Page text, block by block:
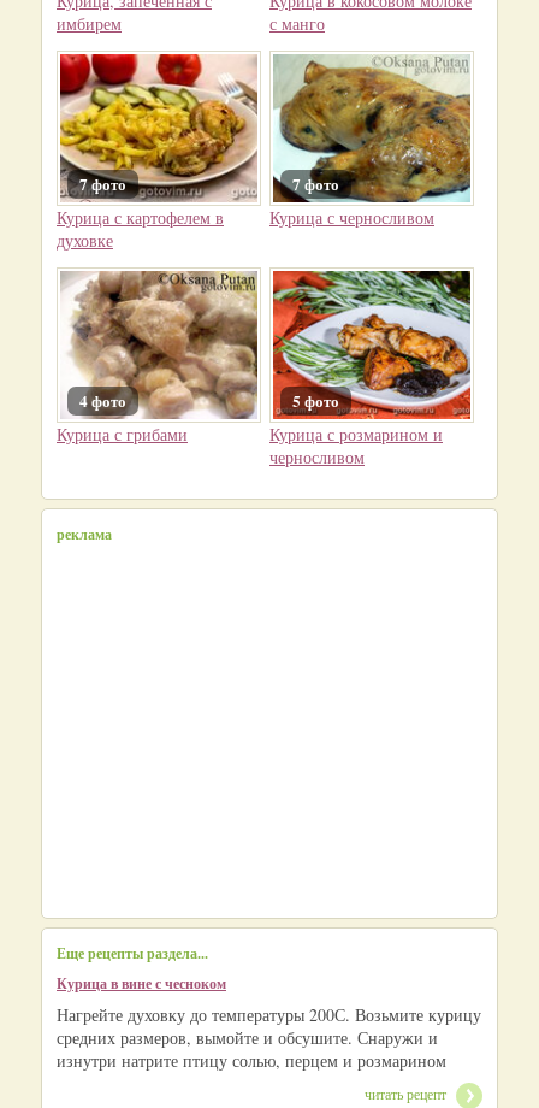
имбирем
с манго
7 фото
Курица с картофелем в
духовке
7 фото
Курица с черносливом
4 фото
Курица с грибами
5 фото
Курица с розмарином и
черносливом
реклама
Еще рецепты раздела...
Курица в вине с чесноком
Нагрейте духовку до температуры 200С. Возьмите курицу
средних размеров, вымойте и обсушите. Снаружи и
изнутри натрите птицу солью, перцем и розмарином
читать рецепт